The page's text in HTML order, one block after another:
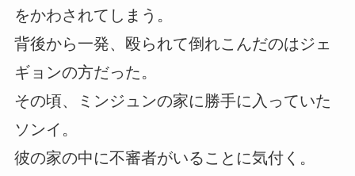
をかわされてしまう。
背後から一発、殴られて倒れこんだのはジェ
ギョンの方だった。
その頃、ミンジュンの家に勝手に入っていた
ソンイ。
彼の家の中に不審者がいることに気付く。